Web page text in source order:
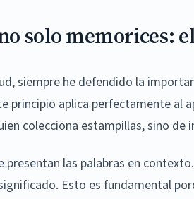
solo memorices:
siempre he defendido la
principio aplica perfectamente al
colecciona estampillas, sino
presentan las palabras en
Esto es fundamental